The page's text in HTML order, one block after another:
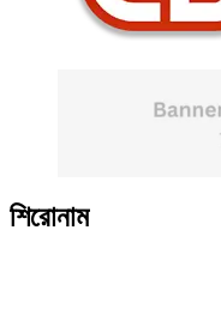
শিরোনাম